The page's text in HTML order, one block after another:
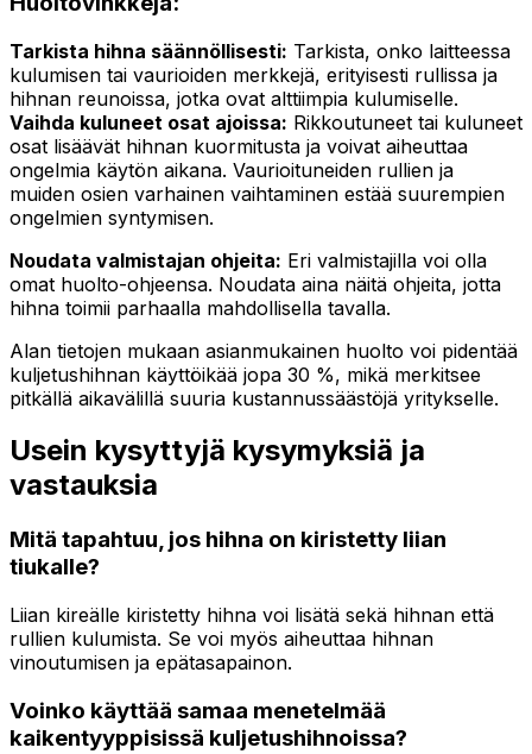
Tarkista hihna säännöllisesti: Tarkista, onko laitteessa
kulumisen tai vaurioiden merkkejä, erityisesti rullissa ja
hihnan reunoissa, jotka ovat alttiimpia kulumiselle.
Vaihda kuluneet osat ajoissa: Rikkoutuneet tai kuluneet
osat lisäävät hihnan kuormitusta ja voivat aiheuttaa
ongelmia käytön aikana. Vaurioituneiden rullien ja
muiden osien varhainen vaihtaminen estää suurempien
ongelmien syntymisen.
Noudata valmistajan ohjeita: Eri valmistajilla voi olla
omat huolto-ohjeensa. Noudata aina näitä ohjeita, jotta
hihna toimii parhaalla mahdollisella tavalla.
Alan tietojen mukaan asianmukainen huolto voi pidentää
kuljetushihnan käyttöikää jopa 30 %, mikä merkitsee
pitkällä aikavälillä suuria kustannussäästöjä yritykselle.
Usein kysyttyjä kysymyksiä ja
vastauksia
Mitä tapahtuu, jos hihna on kiristetty liian
tiukalle?
Liian kireälle kiristetty hihna voi lisätä sekä hihnan että
rullien kulumista. Se voi myös aiheuttaa hihnan
vinoutumisen ja epätasapainon.
Voinko käyttää samaa menetelmää
kaikentyyppisissä kuljetushihnoissa?